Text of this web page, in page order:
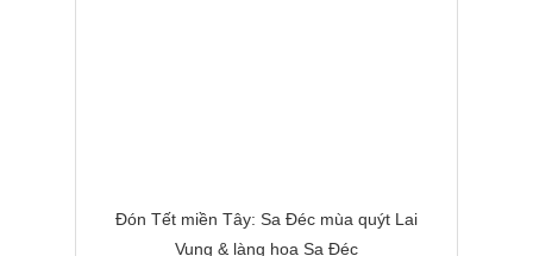
Đón Tết miền Tây: Sa Đéc mùa quýt Lai
Vung & làng hoa Sa Đéc